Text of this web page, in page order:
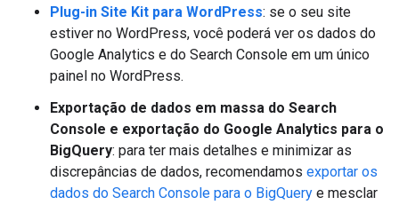
Plug-in Site Kit para WordPress: se o seu site
estiver no WordPress, você poderá ver os dados do
Google Analytics e do Search Console em um único
painel no WordPress.
Exportação de dados em massa do Search
Console e exportação do Google Analytics para o
BigQuery: para ter mais detalhes e minimizar as
discrepâncias de dados, recomendamos exportar os
dados do Search Console para o BigQuery e mesclar